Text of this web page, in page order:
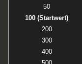
50
100 (Startwert)
200
300
400